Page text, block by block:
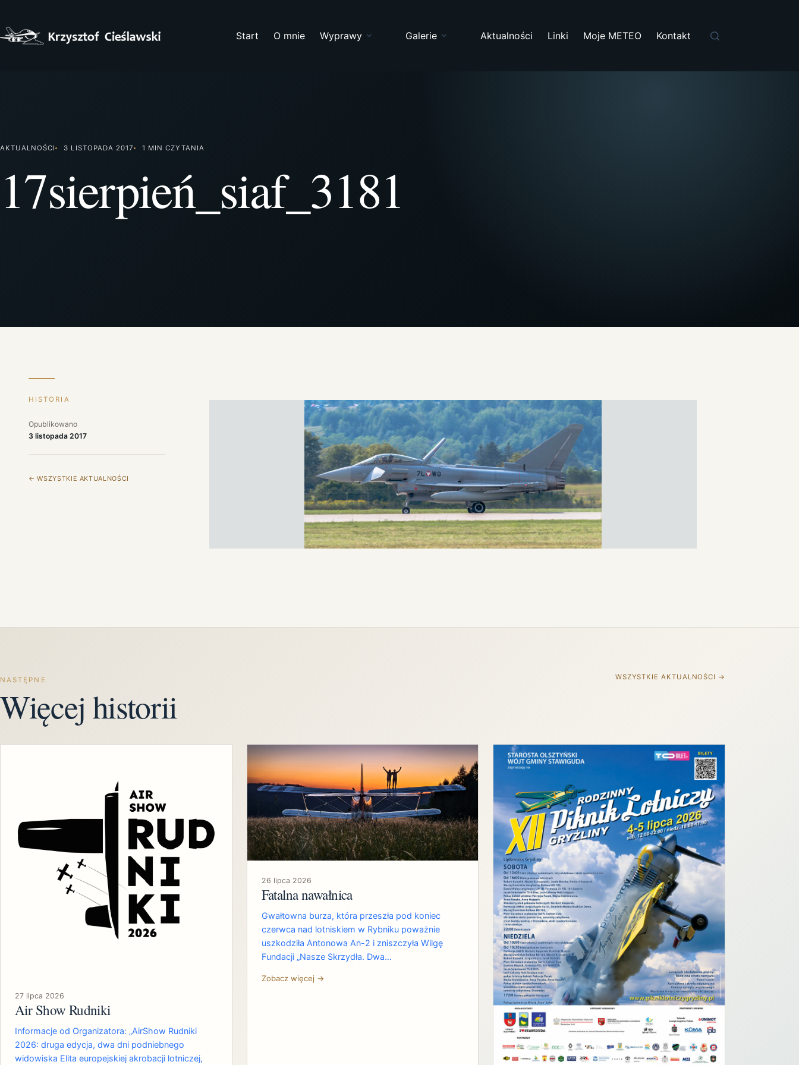
treści
Start O mnie Wyprawy Galerie Aktualności Linki Moje METEO Kontakt
AKTUALNOŚCI 3 LISTOPADA 2017 1 MIN CZYTANIA
17sierpień_siaf_3181
HISTORIA
Opublikowano
3 listopada 2017
← WSZYSTKIE AKTUALNOŚCI
NASTĘPNE
Więcej historii
WSZYSTKIE AKTUALNOŚCI →
27 lipca 2026
Air Show Rudniki
Informacje od Organizatora: „AirShow Rudniki
2026: druga edycja, dwa dni podniebnego
widowiska Elita europejskiej akrobacji lotniczej,
26 lipca 2026
Fatalna nawałnica
Gwałtowna burza, która przeszła pod koniec
czerwca nad lotniskiem w Rybniku poważnie
uszkodziła Antonowa An-2 i zniszczyła Wilgę
Fundacji „Nasze Skrzydła. Dwa…
Zobacz więcej →